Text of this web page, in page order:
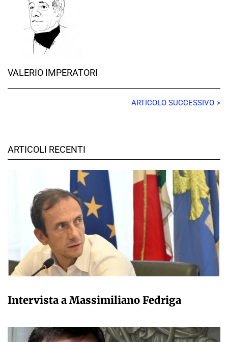
VALERIO IMPERATORI
ARTICOLO SUCCESSIVO >
ARTICOLI RECENTI
Intervista a Massimiliano Fedriga